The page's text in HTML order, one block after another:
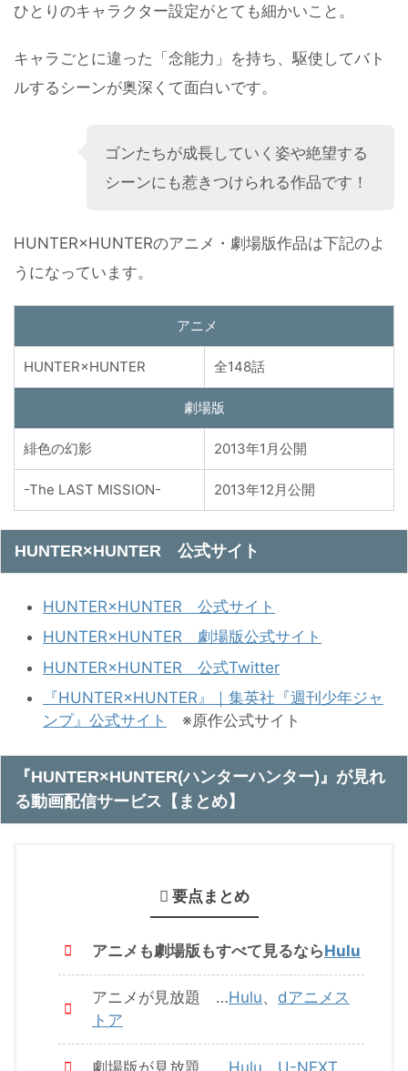
ひとりのキャラクター設定がとても細かいこと。
キャラごとに違った「念能力」を持ち、駆使してバト
ルするシーンが奥深くて面白いです。
ゴンたちが成長していく姿や絶望する
シーンにも惹きつけられる作品です！
HUNTER×HUNTERのアニメ・劇場版作品は下記のよ
うになっています。
アニメ
HUNTER×HUNTER 全148話
劇場版
緋色の幻影 2013年1月公開
-The LAST MISSION- 2013年12月公開
HUNTER×HUNTER 公式サイト
HUNTER×HUNTER 公式サイト
HUNTER×HUNTER 劇場版公式サイト
HUNTER×HUNTER 公式Twitter
『HUNTER×HUNTER』｜集英社『週刊少年ジャ
ンプ』公式サイト
※原作公式サイト
『HUNTER×HUNTER(ハンターハンター)』が見れ
る動画配信サービス【まとめ】
要点まとめ
アニメも劇場版もすべて見るならHulu
アニメが見放題 …Hulu、 dアニメス
トア
劇場版が見放題 … Hulu U-NEXT